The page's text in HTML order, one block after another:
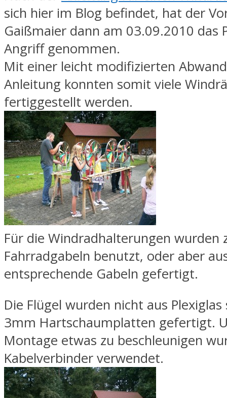
sich hier im Blog befindet, hat der
Gaißmaier dann am 03.09.2010 das
Angriff genommen.
Mit einer leicht modifizierten
Anleitung konnten somit viele
fertiggestellt werden.
Für die Windradhalterungen wurden
Fahrradgabeln benutzt, oder aber
entsprechende Gabeln gefertigt.
Die Flügel wurden nicht aus
3mm Hartschaumplatten gefertigt.
Montage etwas zu beschleunigen
Kabelverbinder verwendet.